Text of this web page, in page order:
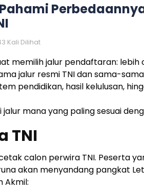
Kali Dilihat
memilih jalur pendaftaran:
jalur resmi TNI dan sama-
pendidikan, hasil kelulusan,
mana yang paling sesuai
TNI
calon perwira TNI. Peserta
akan menyandang pangkat
Akmil: